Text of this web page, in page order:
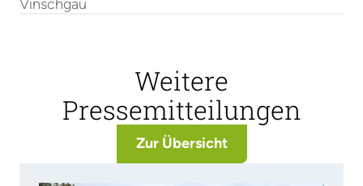
Vinschgau
Weitere
Pressemitteilungen
Zur Übersicht